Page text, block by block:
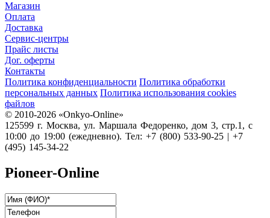
Магазин
Оплата
Доставка
Сервис-центры
Прайс листы
Дог. оферты
Контакты
Политика конфиденциальности Политика обработки
персональных данных Политика использования cookies
файлов
© 2010-2026 «Onkyo-Online»
125599 г. Москва, ул. Маршала Федоренко, дом 3, стр.1, с
10:00 до 19:00 (ежедневно). Тел: +7 (800) 533-90-25 | +7
(495) 145-34-22
Pioneer-Online